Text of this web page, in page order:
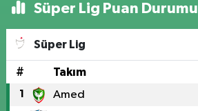
Süper Lig Puan Durumu
Süper Lig
# Takım
1 Amed